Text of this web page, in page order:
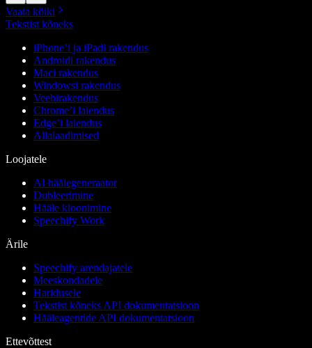
Vaata kõiki
Tekstist kõneks
iPhone’i ja iPadi rakendus
Androidi rakendus
Maci rakendus
Windowsi rakendus
Veebirakendus
Chrome’i laiendus
Edge’i laiendus
Allalaadimised
Loojatele
AI häälegeneraator
Dubleerimine
Hääle kloonimine
Speechify Work
Ärile
Speechify arendajatele
Meeskondadele
Haridusele
Tekstist kõneks API dokumentatsioon
Hääleagentide API dokumentatsioon
Ettevõttest